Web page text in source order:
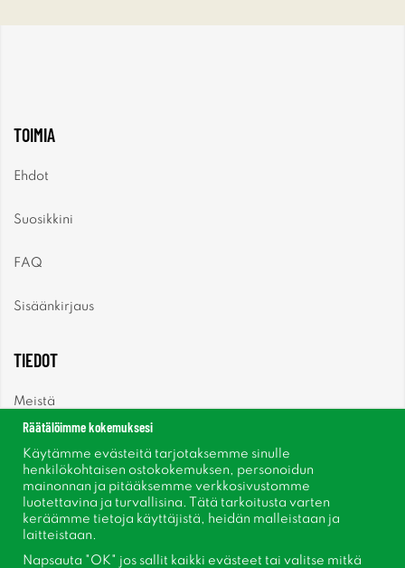
TOIMIA
Ehdot
Suosikkini
FAQ
Sisäänkirjaus
TIEDOT
Meistä
Uutiskirje
Tietoja evästeistä
Räätälöimme kokemuksesi
Käytämme evästeitä tarjotaksemme sinulle
henkilökohtaisen ostokokemuksen, personoidun
mainonnan ja pitääksemme verkkosivustomme
luotettavina ja turvallisina. Tätä tarkoitusta varten
keräämme tietoja käyttäjistä, heidän malleistaan ​​ja
laitteistaan.
Napsauta "OK" jos sallit kaikki evästeet tai valitse mitkä